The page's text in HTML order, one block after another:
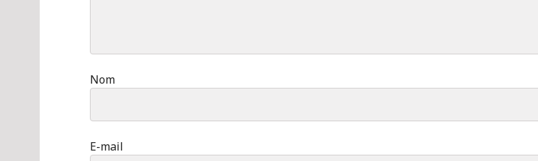
Nom
E-mail